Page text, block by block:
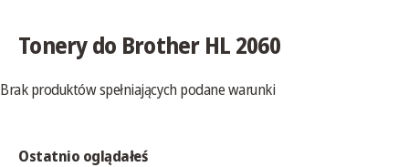
Tonery do Brother HL 2060
Brak produktów spełniających podane warunki
Ostatnio oglądałeś